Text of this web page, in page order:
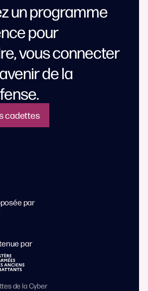
un programme
pour
vous connecter
de la
cadettes
par
par
de la Cyber